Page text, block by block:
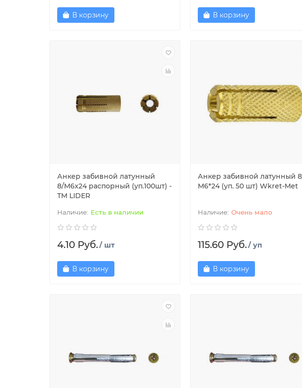
В корзину В корзину
Анкер забивной латунный
8/M6x24 распорный (уп.100шт) -
TM LIDER
Есть в наличии
4.10 Руб./ шт
В корзину
Анкер забивной латунный
М6*24 (уп. 50 шт) Wkret-Met
Очень мало
115.60 Руб./ уп
В корзину